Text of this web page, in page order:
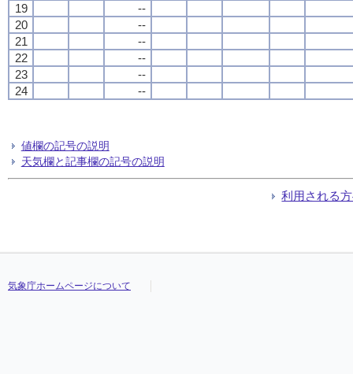
19
--
20
--
21
--
22
--
23
--
24
--
値欄の記号の説明
天気欄と記事欄の記号の説明
利用される
気象庁ホームページについて